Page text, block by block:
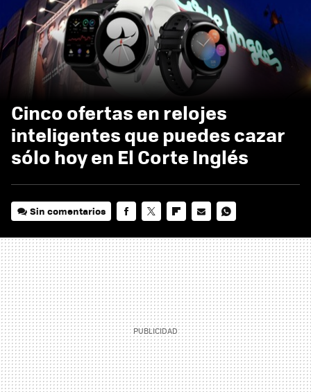
Cinco ofertas en relojes
inteligentes que puedes cazar
sólo hoy en El Corte Inglés
Sin comentarios
MAIL